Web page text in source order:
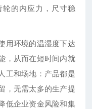
的内应力，尺寸稳
环境的温湿度下达
，从而在短时间内就
工和场地：产品都是
，无需太多的生产提
低企业资金风险和集